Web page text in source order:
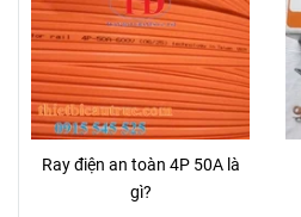
Ray điện an toàn 4P 50A là
gì?